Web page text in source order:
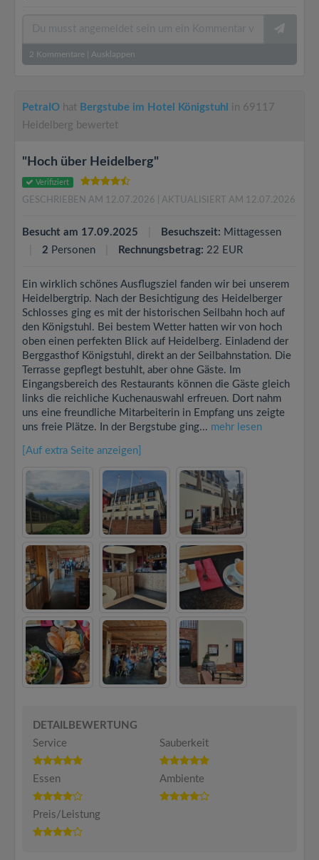
2 Kommentare Ausklappen
PetraIO hat Bergstube im Hotel Königstuhl in 69117
Heidelberg bewertet
"Hoch über Heidelberg"
Verifiziert
GESCHRIEBEN AM 12.07.2026 | AKTUALISIERT AM 12.07.2026
Besucht am 17.09.2025 Besuchszeit: Mittagessen
2 Personen Rechnungsbetrag: 22 EUR
Ein wirklich schönes Ausflugsziel fanden wir bei unserem
Heidelbergtrip. Nach der Besichtigung des Heidelberger
Schlosses ging es mit der historischen Seilbahn hoch auf
den Königstuhl. Bei bestem Wetter hatten wir von hoch
oben einen perfekten Blick auf Heidelberg. Einladend der
Berggasthof Königstuhl, direkt an der Seilbahnstation. Die
Terrasse gepflegt bestuhlt, aber ohne Gäste. Im
Eingangsbereich des Restaurants können die Gäste gleich
links die reichliche Kuchenauswahl erfreuen. Dort nahm
uns eine freundliche Mitarbeiterin in Empfang uns zeigte
uns freie Plätze. In der Bergstube ging... mehr lesen
[Auf extra Seite anzeigen]
DETAILBEWERTUNG
Service
Sauberkeit
Essen Ambiente
Preis/Leistung